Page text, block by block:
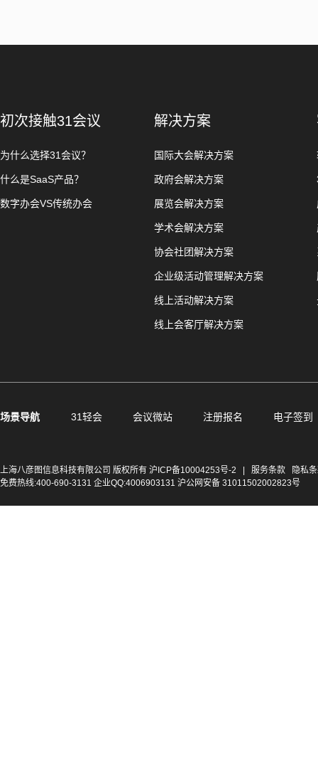
初次接触31会议
为什么选择31会议？
什么是SaaS产品？
数字办会VS传统办会
解决方案
国际大会解决方案
政府会解决方案
展览会解决方案
学术会解决方案
协会社团解决方案
企业级活动管理解决方案
线上活动解决方案
线上会客厅解决方案
场景导航 31轻会 会议微站 注册报名 电子签到
上海八彦图信息科技有限公司 版权所有 沪ICP备10004253号-2 服务条款
隐私
免费热线:400-690-3131 企业QQ:4006903131 沪公网安备 31011502002823号